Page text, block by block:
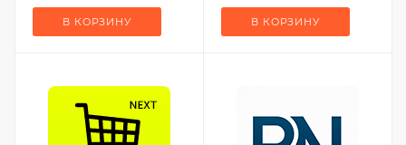
В КОРЗИНУ В КОРЗИНУ